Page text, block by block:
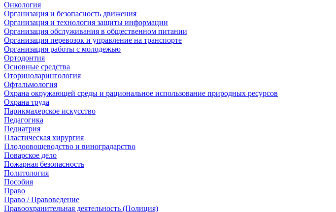
Онкология
Организация и безопасность движения
Организация и технология защиты информации
Организация обслуживания в общественном питании
Организация перевозок и управление на транспорте
Организация работы с молодежью
Ортодонтия
Основные средства
Оториноларингология
Офтальмология
Охрана окружающей среды и рациональное использование природных ресурсов
Охрана труда
Парикмахерское искусство
Педагогика
Педиатрия
Пластическая хирургия
Плодоовощеводство и виноградарство
Поварское дело
Пожарная безопасность
Политология
Пособия
Право
Право / Правоведение
Правоохранительная деятельность (Полиция)